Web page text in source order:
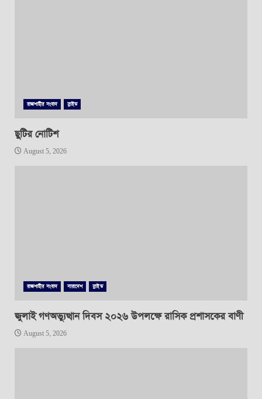
রাজশাহীর সংবাদ স্লাইড
ছুটির নোটিশ
August 5, 2026
রাজশাহীর সংবাদ সারাদেশ স্লাইড
জুলাই গণঅভ্যুত্থান দিবস ২০২৬ উপলক্ষে রাসিক প্রশাসকের বাণী
August 5, 2026